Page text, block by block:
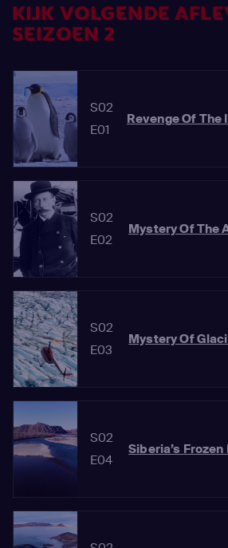
KIJK VOLGENDE
SEIZOEN 2
S02
E01
Revenge Of The
S02
E02
Mystery Of The
S02
E03
Mystery Of
S02
E04
Siberia’s